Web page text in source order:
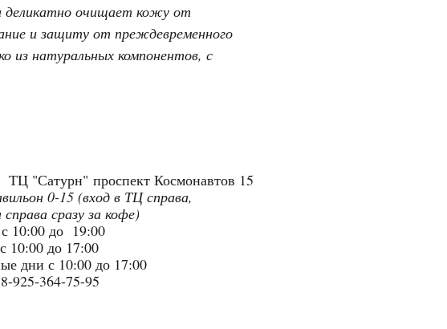
деликатно очищает кожу от
и защиту от преждевременного
из натуральных компонентов, с
ТЦ "Сатурн" проспект Космонавтов 15
0-15 (вход в ТЦ справа,
справа сразу за кофе)
10:00 до 19:00
10:00 до 17:00
дни с 10:00 до 17:00
925-364-75-95